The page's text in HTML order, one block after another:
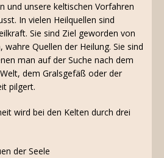
und unsere keltischen Vorfahren
In vielen Heilquellen sind
Sie sind Ziel geworden von
wahre Quellen der Heilung. Sie sind
man auf der Suche nach dem
dem Gralsgefäß oder der
pilgert.
wird bei den Kelten durch drei
der Seele